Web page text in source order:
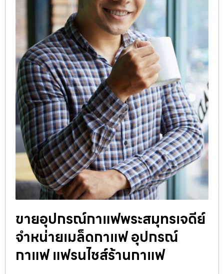
ขายอุปกรณ์กาแฟพระสมุทรเจดีย์
จำหน่ายเมล็ดกาแฟ อุปกรณ์
กาแฟ แฟรนไชส์ร้านกาแฟ